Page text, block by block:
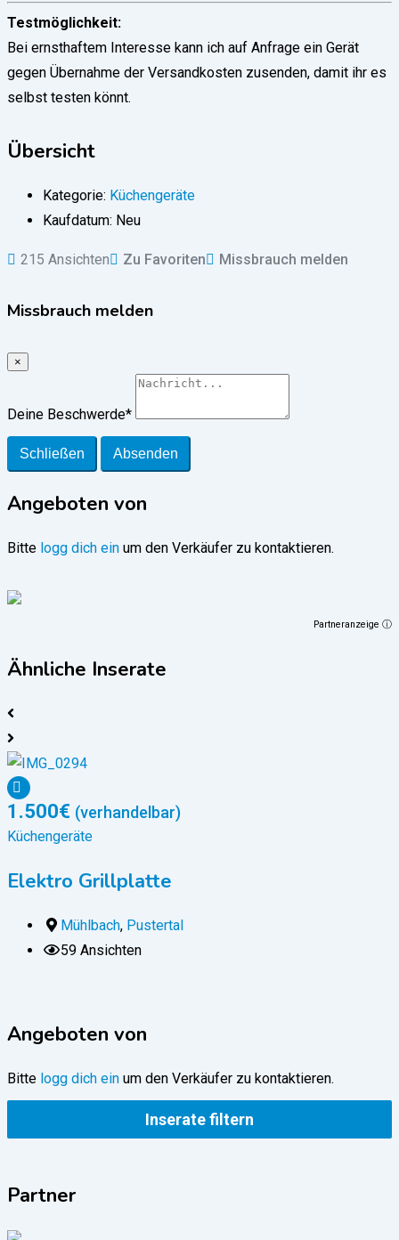
Testmöglichkeit:
Bei ernsthaftem Interesse kann ich auf Anfrage ein Gerät
gegen Übernahme der Versandkosten zusenden, damit ihr es
selbst testen könnt.
Übersicht
Kategorie: Küchengeräte
Kaufdatum: Neu
215 Ansichten Zu Favoriten Missbrauch melden
Missbrauch melden
×
Deine Beschwerde*
Schließen Absenden
Angeboten von
Bitte logg dich ein um den Verkäufer zu kontaktieren.
Partneranzeige ⓘ
Ähnliche Inserate
1.500€ (verhandelbar)
Küchengeräte
Elektro Grillplatte
Mühlbach, Pustertal
59 Ansichten
Angeboten von
Bitte logg dich ein um den Verkäufer zu kontaktieren.
Inserate filtern
Partner